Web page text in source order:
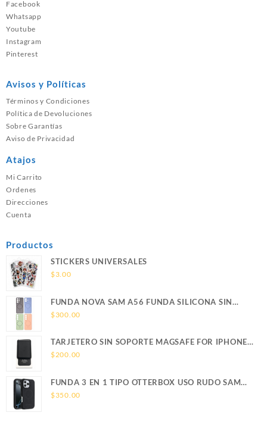
Facebook
Whatsapp
Youtube
Instagram
Pinterest
Avisos y Políticas
Términos y Condiciones
Política de Devoluciones
Sobre Garantías
Aviso de Privacidad
Atajos
Mi Carrito
Ordenes
Direcciones
Cuenta
Productos
STICKERS UNIVERSALES
$3.00
FUNDA NOVA SAM A56 FUNDA SILICONA SIN
SOPORTE MAGNETICO SAMSUNG
$300.00
TARJETERO SIN SOPORTE MAGSAFE FOR IPHONE
LEATHER WALLET MAGSAFE
$200.00
FUNDA 3 EN 1 TIPO OTTERBOX USO RUDO SAM
S26 ULTRA SAMSUNG S26 ULTRA
$350.00